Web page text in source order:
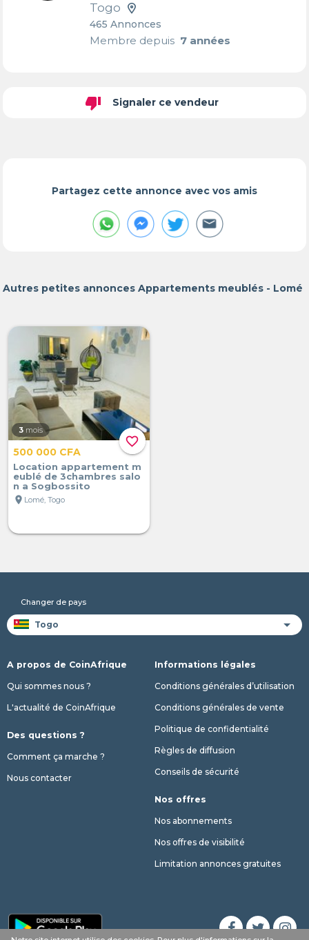
Togo
465 Annonces
Membre depuis7 années
thumb_down Signaler ce vendeur
Partagez cette annonce avec vos amis
Autres petites annonces Appartements meublés - Lomé
favorite_border
3 mois
500 000 CFA
Location appartement m
eublé de 3chambres salo
n a Sogbossito
location_on Lomé, Togo
Changer de pays
A propos de CoinAfrique
Qui sommes nous ?
L'actualité de CoinAfrique
Des questions ?
Comment ça marche ?
Nous contacter
Informations légales
Conditions générales d’utilisation
Conditions générales de vente
Politique de confidentialité
Règles de diffusion
Conseils de sécurité
Nos offres
Nos abonnements
Nos offres de visibilité
Limitation annonces gratuites